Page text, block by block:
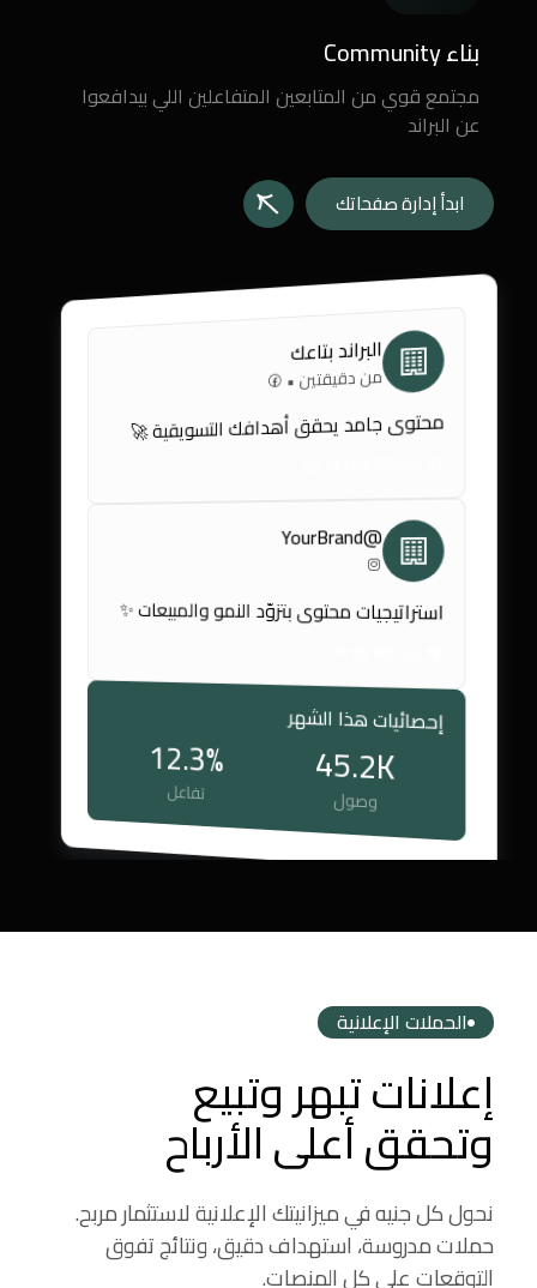
بناء Community
مجتمع قوي من المتابعين المتفاعلين اللي بيدافعوا
عن البراند
ابدأ إدارة صفحاتك
البراند بتاعك
من دقيقتين •
محتوى جامد يحقق أهدافك التسويقية 🚀
@YourBrand
استراتيجيات محتوى بتزوّد النمو والمبيعات ✨
إحصائيات هذا الشهر
45.2K
وصول
12.3%
تفاعل
الحملات الإعلانية
إعلانات تبهر وتبيع
وتحقق أعلى الأرباح
نحول كل جنيه في ميزانيتك الإعلانية لاستثمار مربح.
حملات مدروسة، استهداف دقيق، ونتائج تفوق
التوقعات على كل المنصات.